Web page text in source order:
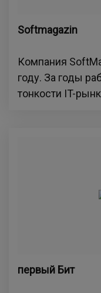
Softmagazin
Компания
году. За годы
тонкости IT-
первый Бит